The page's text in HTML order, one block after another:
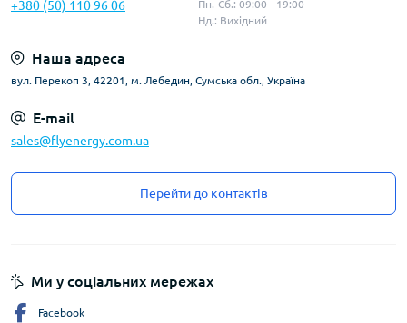
+380 (50) 110 96 06
Пн.-Сб.: 09:00 - 19:00
Нд.: Вихідний
Наша адреса
вул. Перекоп 3, 42201, м. Лебедин, Сумська обл., Україна
E-mail
sales@flyenergy.com.ua
Перейти до контактів
Ми у соціальних мережах
Facebook